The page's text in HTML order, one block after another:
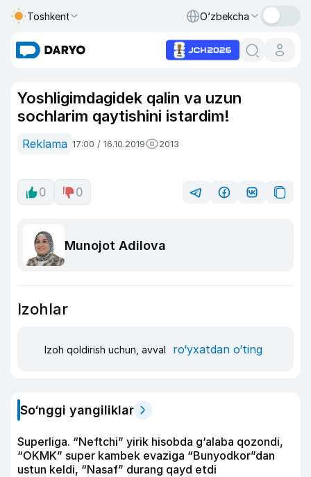
Toshkent O‘zbekcha
Yoshligimdagidek qalin va uzun
sochlarim qaytishini istardim!
Reklama 17:00 / 16.10.2019 2013
0 0
Munojot Adilova
Izohlar
Izoh qoldirish uchun, avval ro‘yxatdan o‘ting
So‘nggi yangiliklar
Superliga. “Neftchi” yirik hisobda g‘alaba qozondi,
“OKMK” super kambek evaziga “Bunyodkor”dan
ustun keldi, “Nasaf” durang qayd etdi